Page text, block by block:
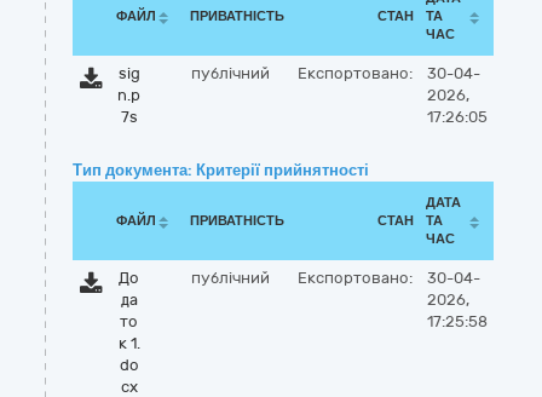
ФАЙЛ ПРИВАТНІСТЬ СТАН
ТА
ЧАС
sig
n.p
7s
публічний Експортовано:
30-04-
2026,
17:26:05
Тип документа: Критерії прийнятності
ФАЙЛ ПРИВАТНІСТЬ СТАН
ДАТА
ТА
ЧАС
До
да
то
к 1.
do
cx
публічний Експортовано:
30-04-
2026,
17:25:58